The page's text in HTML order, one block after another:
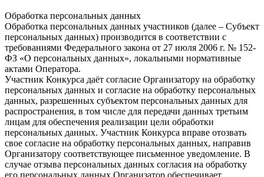
Обработка персональных данных
Обработка персональных данных участников (далее – Субъект
персональных данных) производится в соответствии с
требованиями Федерального закона от 27 июля 2006 г. № 152-
ФЗ «О персональных данных», локальными нормативные
актами Оператора.
Участник Конкурса даёт согласие Организатору на обработку
персональных данных и согласие на обработку персональных
данных, разрешенных субъектом персональных данных для
распространения, в том числе для передачи данных третьим
лицам для обеспечения реализации цели обработки
персональных данных. Участник Конкурса вправе отозвать
свое согласие на обработку персональных данных, направив
Организатору соответствующее письменное уведомление. В
случае отзыва персональных данных согласия на обработку
его персональных данных Организатор обеспечивает